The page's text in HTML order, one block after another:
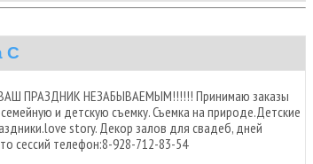
С
ПРАЗДНИК НЕЗАБЫВАЕМЫМ!!!!!! Принимаю заказы
и детскую съемку. Съемка на природе.Детские
story. Декор залов для свадеб, дней
сессий телефон:8-928-712-83-54